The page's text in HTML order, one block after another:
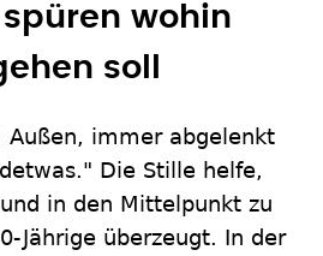
spüren wohin
soll
Außen, immer abgelenkt
Die Stille helfe,
in den Mittelpunkt zu
Jährige überzeugt. In der